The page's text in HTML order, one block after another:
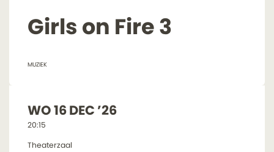
Girls on Fire 3
MUZIEK
WO 16 DEC ’26
20:15
Theaterzaal